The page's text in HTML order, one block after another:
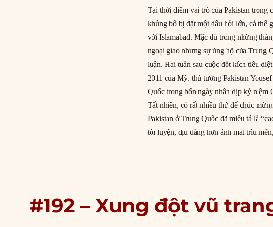
Tại thời điểm vai trò của Pakistan trong
khủng bố bị đặt một dấu hỏi lớn, cả thế
với Islamabad. Mặc dù trong những
ngoại giao nhưng sự ủng hộ của Trung
luận. Hai tuần sau cuộc đột kích tiêu
2011 của Mỹ, thủ tướng Pakistan
Quốc trong bốn ngày nhân dịp kỷ niệm
Tất nhiên, có rất nhiều thứ để chúc
Pakistan ở Trung Quốc đã miêu tả là
tôi luyện, dịu dàng hơn ánh mắt trìu
#192 – Xung đột vũ